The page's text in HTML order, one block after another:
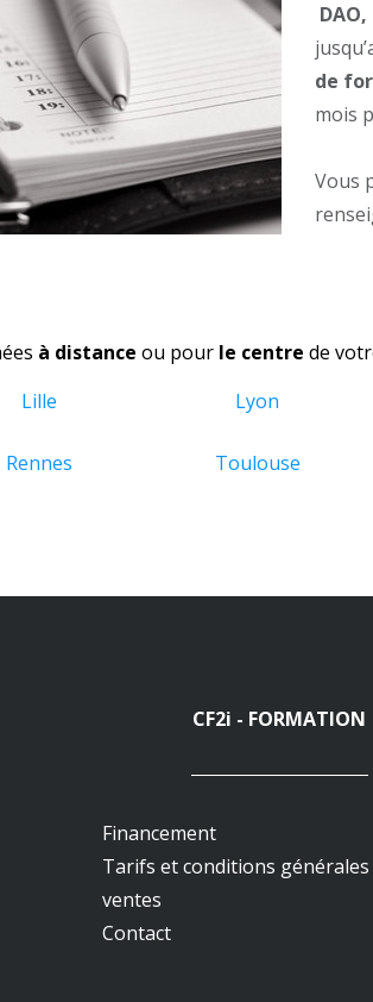
de
mois
Vous
à distance ou pour le centre de
Lille Lyon
Rennes Toulouse
CF2i - FORMATION
Financement
Tarifs et conditions générales
ventes
Contact